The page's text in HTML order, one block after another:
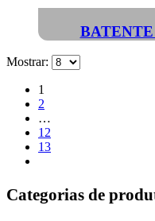
Mostrar:
1
2
…
12
13
Categorias de